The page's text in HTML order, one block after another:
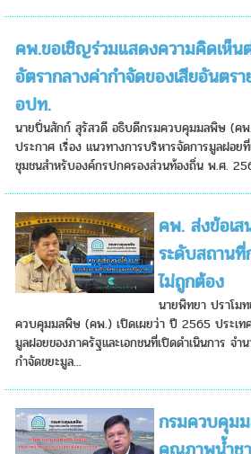
คพ.ขอเชิญร่วมแสดงความคิดเห็น
อัตรากลางค่ากำจัดของเสียอันตร
อปท.
นายปิ่นสักก์ สุรัสวดี อธิบดีกรมควบคุมมลพิษ (คพ
ประกาศ เรื่อง แนวทางการบริหารจัดการมูลฝอย
ชุมชนสำหรับองค์กรปกครองส่วนท้องถิ่น พ.ศ.
คพ. ส่งข้อเ
ระดับสถาน
ไม่ถูกต้อง
นายพิทยา ปราโม
ควบคุมมลพิษ (คพ.) เปิดเผยว่า ปี 2565 ประเท
มูลฝอยของภาครัฐและเอกชนที่เปิดดำเนินการ จ
กำจัดขยะมูล...
กรมควบคุม